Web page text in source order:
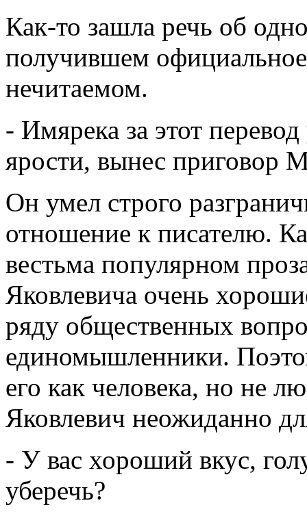
Как-то зашла речь об
получившем
нечитаемом.
- Имярека за этот
ярости, вынес приговор
Он умел строго
отношение к писателю.
вестьма популярном
Яковлевича очень
ряду общественных
единомышленники.
его как человека, но не
Яковлевич неожиданно
- У вас хороший вкус,
уберечь?